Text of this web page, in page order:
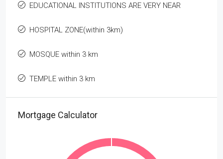
EDUCATIONAL INSTITUTIONS ARE VERY NEAR
HOSPITAL ZONE(within 3km)
MOSQUE within 3 km
TEMPLE within 3 km
Mortgage Calculator